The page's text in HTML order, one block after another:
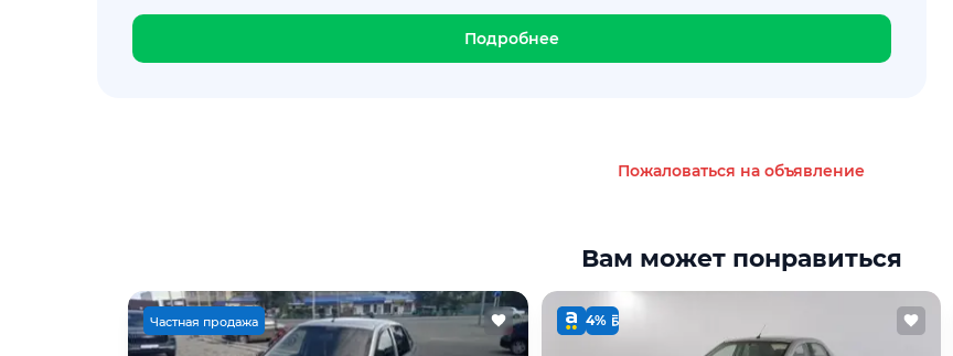
Подробнее
Пожаловаться на объявление
Вам может понравиться
Частная продажа 4%